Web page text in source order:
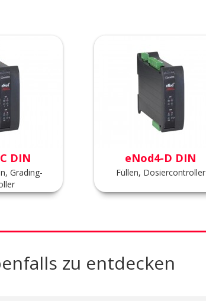
DIN
Grading-
eNod4-D DIN
Füllen, Dosiercontroller
zu entdecken